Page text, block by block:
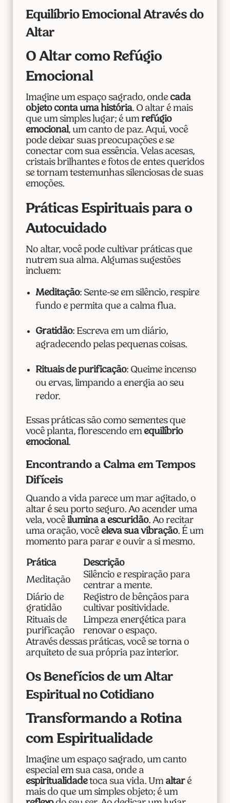
Equilíbrio Emocional Através do
Altar
O Altar como Refúgio
Emocional
Imagine um espaço sagrado, onde cada
objeto conta uma história. O altar é mais
que um simples lugar; é um refúgio
emocional, um canto de paz. Aqui, você
pode deixar suas preocupações e se
conectar com sua essência. Velas acesas,
cristais brilhantes e fotos de entes queridos
se tornam testemunhas silenciosas de suas
emoções.
Práticas Espirituais para o
Autocuidado
No altar, você pode cultivar práticas que
nutrem sua alma. Algumas sugestões
incluem:
Meditação: Sente-se em silêncio, respire
fundo e permita que a calma flua.
Gratidão: Escreva em um diário,
agradecendo pelas pequenas coisas.
Rituais de purificação: Queime incenso
ou ervas, limpando a energia ao seu
redor.
Essas práticas são como sementes que
você planta, florescendo em equilíbrio
emocional.
Encontrando a Calma em Tempos
Difíceis
Quando a vida parece um mar agitado, o
altar é seu porto seguro. Ao acender uma
vela, você ilumina a escuridão. Ao recitar
uma oração, você eleva sua vibração. É um
momento para parar e ouvir a si mesmo.
Prática
Descrição
Meditação
Silêncio e respiração para
centrar a mente.
Diário de
gratidão
Registro de bênçãos para
cultivar positividade.
Rituais de
purificação
Limpeza energética para
renovar o espaço.
Através dessas práticas, você se torna o
arquiteto de sua própria paz interior.
Os Benefícios de um Altar
Espiritual no Cotidiano
Transformando a Rotina
com Espiritualidade
Imagine um espaço sagrado, um canto
especial em sua casa, onde a
espiritualidadetoca sua vida. Um altaré
mais do que um simples objeto; é um